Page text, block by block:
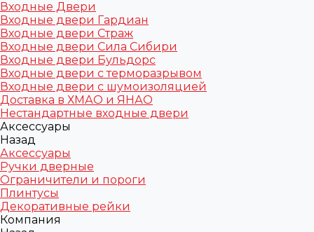
Входные Двери
Входные двери Гардиан
Входные двери Страж
Входные двери Сила Сибири
Входные двери Бульдорс
Входные двери с терморазрывом
Входные двери с шумоизоляцией
Доставка в ХМАО и ЯНАО
Нестандартные входные двери
Аксессуары
Назад
Аксессуары
Ручки дверные
Ограничители и пороги
Плинтусы
Декоративные рейки
Компания